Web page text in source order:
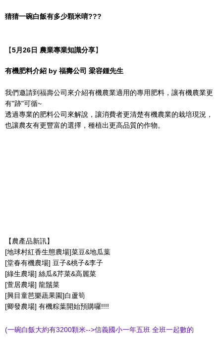
猜猜一碗白飯有多少顆米唷???
【5月26日 農業專業知識分享】
有機肥料介紹 by 福壽公司 梁容鍾先生
我們邀請到福壽公司來介紹有機農業適用的專用肥料，讓有機農業更
有"跡"可循~
透過專業的肥料公司來解說，讓消費者更清楚有機農業的栽培現況，
也讓農友有更豐富的選擇，種植出更高品質的作物。
【農產品新訊】
[地球村紅香生態農場]菜豆&地瓜葉
[堂春有機農場] 豆子&桃子&李子
[綠生農場] 絲瓜&芹菜&高麗菜
[萱居農場] 龍鬚菜
[興目童芭樂蔬果園]白蘆筍
[卿發農場] 有機粽葉開始預購囉!!!!
(一碗白飯大約有3200顆米-->信義國小一年五班 全班一起數的